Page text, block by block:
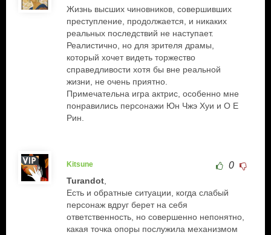
Жизнь высших чиновников, совершивших
преступление, продолжается, и никаких
реальных последствий не наступает.
Реалистично, но для зрителя драмы,
который хочет видеть торжество
справедливости хотя бы вне реальной
жизни, не очень приятно.
Примечательна игра актрис, особенно мне
понравились персонажи Юн Чжэ Хуи и О Е
Рин.
Kitsune 0
Turandot,
Есть и обратные ситуации, когда слабый
персонаж вдруг берет на себя
ответственность, но совершенно непонятно,
какая точка опоры послужила механизмом